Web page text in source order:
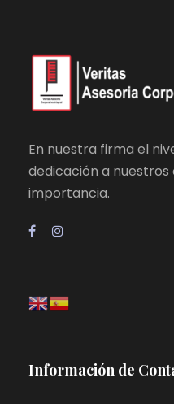
En nuestra firma el
dedicación a nuestros
importancia.
Información de